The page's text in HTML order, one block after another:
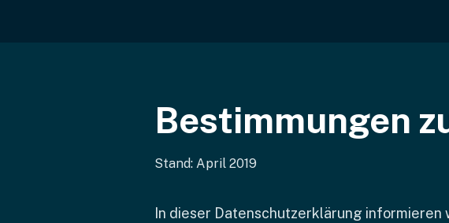
Bestimmungen
Stand: April 2019
In dieser Datenschutzerklärung